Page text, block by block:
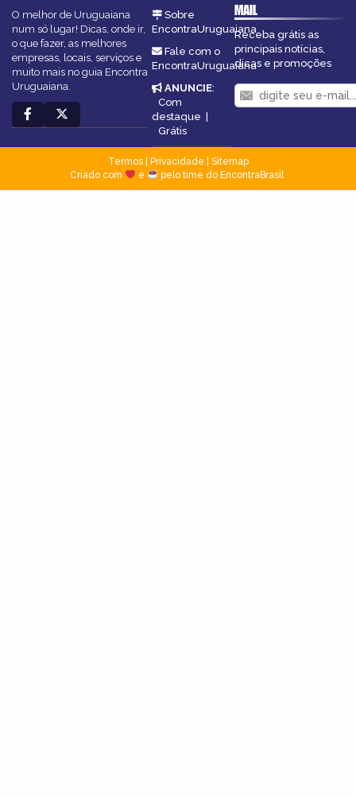
O melhor de Uruguaiana
num só lugar! Dicas, onde ir,
o que fazer, as melhores
empresas, locais, serviços e
muito mais no guia Encontra
Uruguaiana.
Sobre
EncontraUruguaiana
Fale com o
EncontraUruguaiana
ANUNCIE:
Com
destaque |
Grátis
MAIL
Receba grátis as
principais notícias,
dicas e promoções
Termos| Privacidade
Sitemap
Criado com
e pelo time do EncontraBrasil